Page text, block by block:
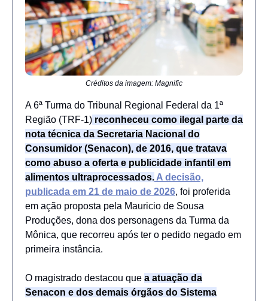
Créditos da imagem: Magnific
A 6ª Turma do Tribunal Regional Federal da 1ª
Região (TRF-1) reconheceu como ilegal parte da
nota técnica da Secretaria Nacional do
Consumidor (Senacon), de 2016, que tratava
como abuso a oferta e publicidade infantil em
alimentos ultraprocessados. A decisão,
publicada em 21 de maio de 2026, foi proferida
em ação proposta pela Mauricio de Sousa
Produções, dona dos personagens da Turma da
Mônica, que recorreu após ter o pedido negado em
primeira instância.
O magistrado destacou que a atuação da
Senacon e dos demais órgãos do Sistema